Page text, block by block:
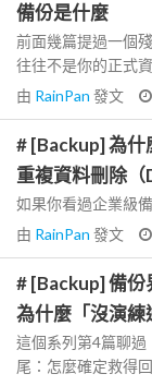
備份是什麼
前面幾篇提過一個
往往不是你的正式
由 RainPan 發文
# [Backup] 為什
重複資料刪除（
如果你看過企業級
由 RainPan 發文
# [Backup] 備份
為什麼「沒演
這個系列第4篇聊
尾：怎麼確定救得